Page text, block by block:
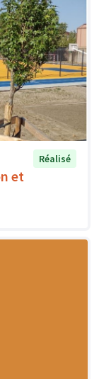
et
Réalisé